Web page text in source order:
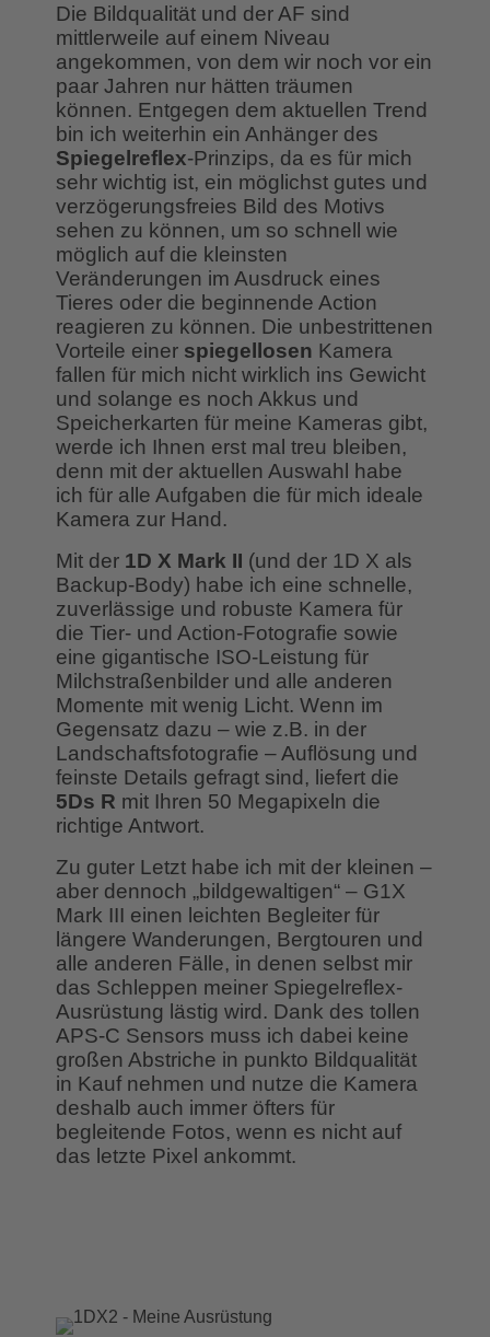
Die Bildqualität und der AF sind
mittlerweile auf einem Niveau
angekommen, von dem wir noch vor ein
paar Jahren nur hätten träumen
können. Entgegen dem aktuellen Trend
bin ich weiterhin ein Anhänger des
Spiegelreflex-Prinzips, da esfür mich
sehr wichtig ist, ein möglichst gutes und
verzögerungsfreies Bild des Motivs
sehen zu können, um so schnell wie
möglich auf die kleinsten
Veränderungen im Ausdruck eines
Tieres oder die beginnende Action
reagieren zu können. Die unbestrittenen
Vorteile einer spiegellosen Kamera
fallen für mich nicht wirklich ins Gewicht
und solange es noch Akkus und
Speicherkarten für meine Kameras gibt,
werde ich Ihnen erst mal treu bleiben,
denn mit der aktuellen Auswahl habe
ich für alle Aufgaben die für mich ideale
Kamera zur Hand.
Mit der 1D X Mark II (und der 1D X als
Backup-Body) habe ich eine schnelle,
zuverlässige und robuste Kamera für
die Tier- und Action-Fotografie sowie
eine gigantische ISO-Leistung für
Milchstraßenbilder und alle anderen
Momente mit wenig Licht. Wenn im
Gegensatz dazu – wie z.B. in der
Landschaftsfotografie – Auflösung und
feinste Details gefragt sind, liefert die
5Ds R mit Ihren 50 Megapixeln die
richtige Antwort.
Zu guter Letzt habe ich mit der kleinen –
aber dennoch „bildgewaltigen“ – G1X
Mark III einen leichten Begleiter für
längere Wanderungen, Bergtouren und
alle anderen Fälle, in denen selbst mir
das Schleppen meiner Spiegelreflex-
Ausrüstung lästig wird. Dank des tollen
APS-C Sensors muss ich dabei keine
großen Abstriche in punkto Bildqualität
in Kauf nehmen und nutze die Kamera
deshalb auch immer öfters für
begleitende Fotos, wenn es nicht auf
das letzte Pixel ankommt.